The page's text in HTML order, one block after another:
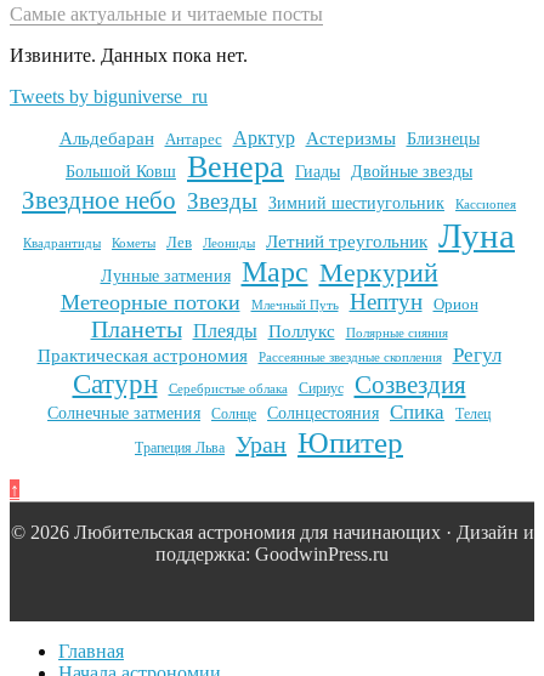
Самые актуальные и читаемые посты
Извините. Данных пока нет.
Tweets by biguniverse_ru
Альдебаран Антарес Арктур Астеризмы
Близнецы
Большой Ковш Венера Гиады Двойные звезды
Звездное небо Звезды Зимний шестиугольник Кассиопея
Квадрантиды Кометы Лев Леониды Летний треугольник Луна
Лунные затмения Марс Меркурий
Метеорные потоки Млечный Путь Нептун Орион
Планеты Плеяды Поллукс Полярные сияния
Практическая астрономия Рассеянные звездные скопления Регул
Сатурн Серебристые облака Сириус Созвездия
Солнечные затмения Солнце Солнцестояния Спика
Телец
Трапеция Льва
Уран Юпитер
↑
© 2026 Любительская астрономия для начинающих · Дизайн и
поддержка: GoodwinPress.ru
Главная